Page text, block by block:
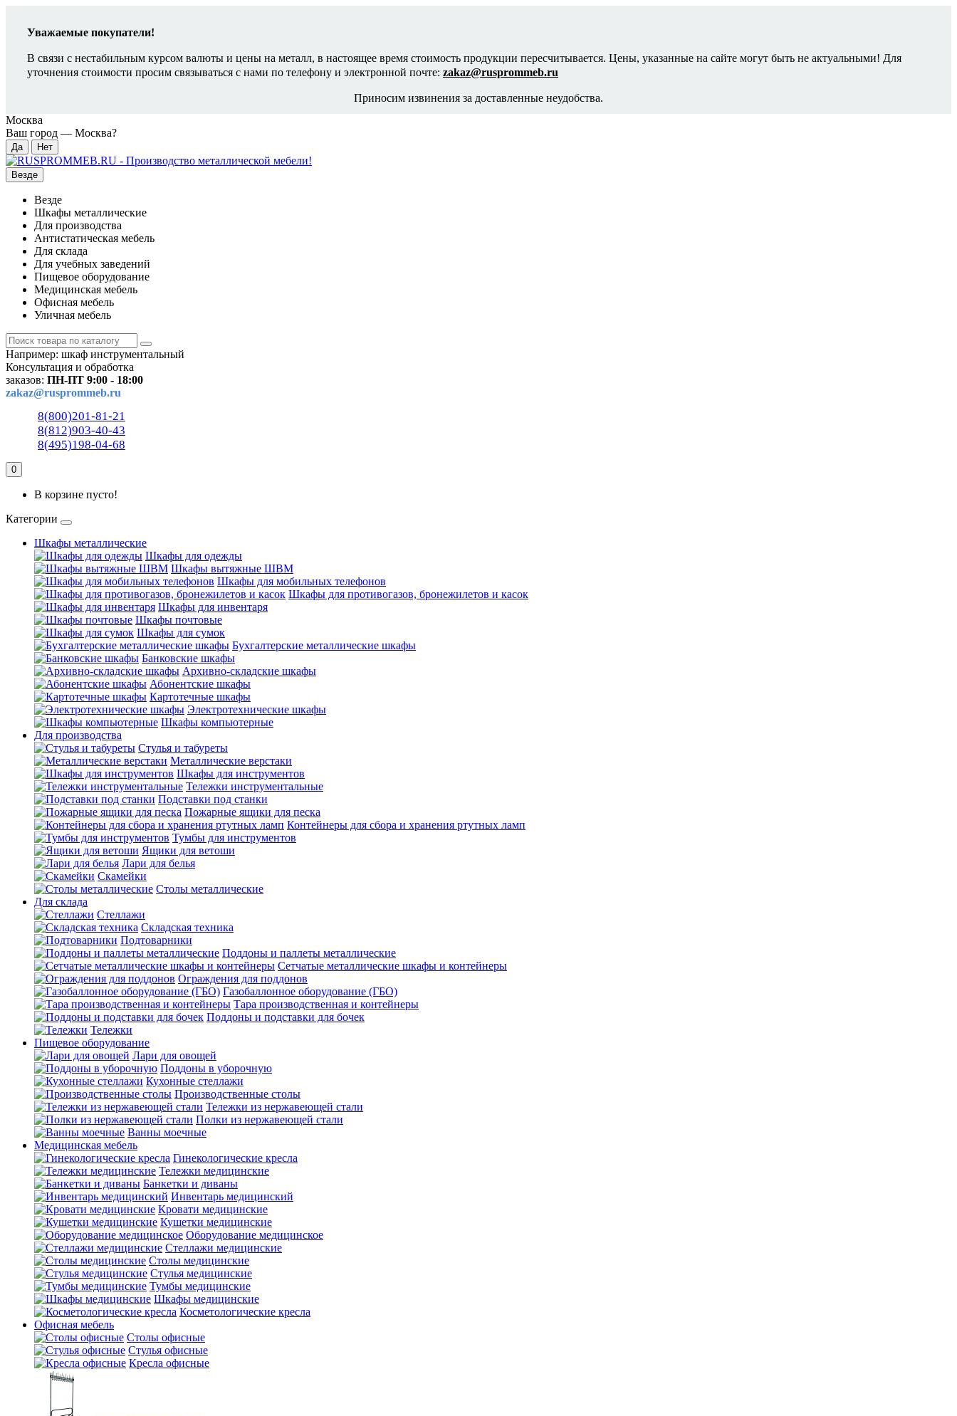
Уважаемые покупатели!
В связи с нестабильным курсом валюты и цены на металл, в настоящее время стоимость продукции пересчитывается. Цены, указанные на сайте могут быть не актуальными! Для
уточнения стоимости просим связываться с нами по телефону и электронной почте: zakaz@rusprommeb.ru
Приносим извинения за доставленные неудобства.
Москва
Ваш город — Москва?
Везде
Везде
Шкафы металлические
Для производства
Антистатическая мебель
Для склада
Для учебных заведений
Пищевое оборудование
Медицинская мебель
Офисная мебель
Уличная мебель
Например: шкаф инструментальный
Консультация и обработка
заказов: ПН-ПТ 9:00 - 18:00
zakaz@rusprommeb.ru
8(800)201-81-21
8(812)903-40-43
8(495)198-04-68
0
В корзине пусто!
Категории
Шкафы металлические
Шкафы для одежды
Шкафы вытяжные ШВМ
Шкафы для мобильных телефонов
Шкафы для противогазов, бронежилетов и касок
Шкафы для инвентаря
Шкафы почтовые
Шкафы для сумок
Бухгалтерские металлические шкафы
Банковские шкафы
Архивно-складские шкафы
Абонентские шкафы
Картотечные шкафы
Электротехнические шкафы
Шкафы компьютерные
Для производства
Стулья и табуреты
Металлические верстаки
Шкафы для инструментов
Тележки инструментальные
Подставки под станки
Пожарные ящики для песка
Контейнеры для сбора и хранения ртутных ламп
Тумбы для инструментов
Ящики для ветоши
Лари для белья
Скамейки
Столы металлические
Для склада
Стеллажи
Складская техника
Подтоварники
Поддоны и паллеты металлические
Сетчатые металлические шкафы и контейнеры
Ограждения для поддонов
Газобаллонное оборудование (ГБО)
Тара производственная и контейнеры
Поддоны и подставки для бочек
Тележки
Пищевое оборудование
Лари для овощей
Поддоны в уборочную
Кухонные стеллажи
Производственные столы
Тележки из нержавеющей стали
Полки из нержавеющей стали
Ванны моечные
Медицинская мебель
Гинекологические кресла
Тележки медицинские
Банкетки и диваны
Инвентарь медицинский
Кровати медицинские
Кушетки медицинские
Оборудование медицинское
Стеллажи медицинские
Столы медицинские
Стулья медицинские
Тумбы медицинские
Шкафы медицинские
Косметологические кресла
Офисная мебель
Столы офисные
Стулья офисные
Кресла офисные